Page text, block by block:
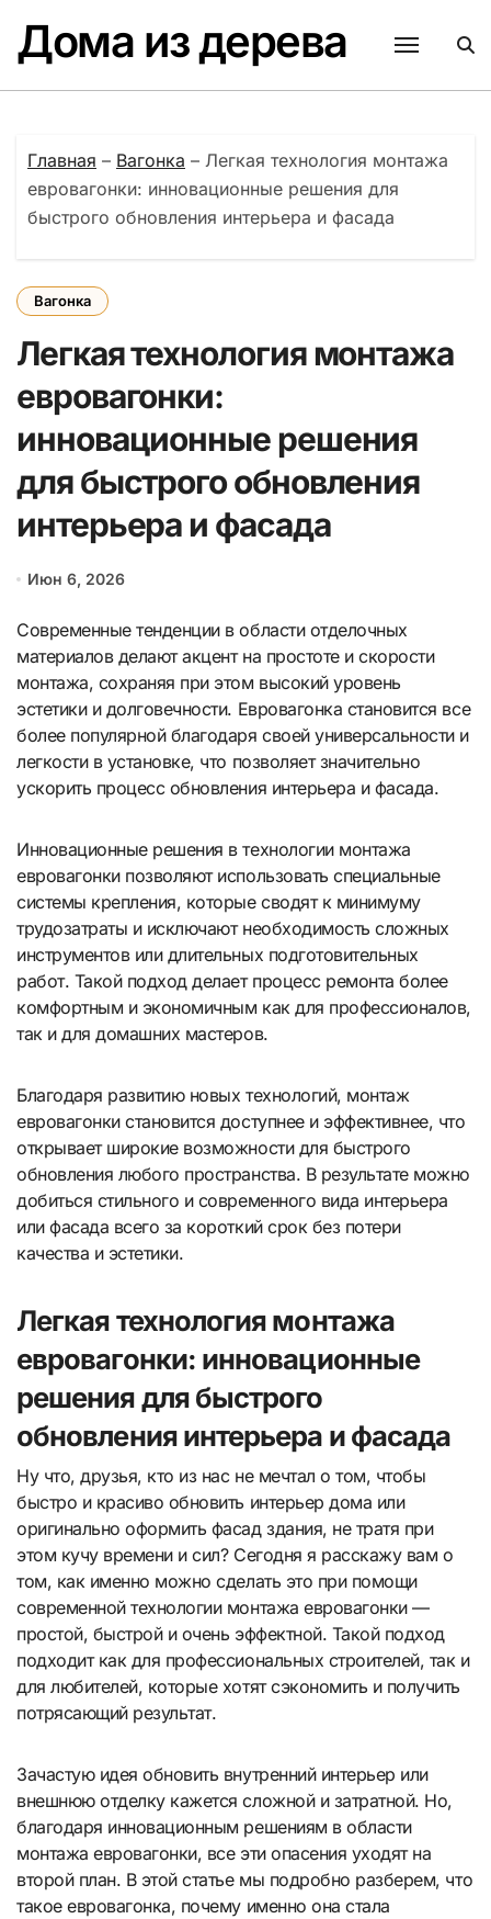
содержанию
Дома из дерева
Главная – Вагонка – Легкая технология монтажа
евровагонки: инновационные решения для
быстрого обновления интерьера и фасада
Вагонка
Легкая технология монтажа
евровагонки:
инновационные решения
для быстрого обновления
интерьера и фасада
Июн 6, 2026
Современные тенденции в области отделочных
материалов делают акцент на простоте и скорости
монтажа, сохраняя при этом высокий уровень
эстетики и долговечности. Евровагонка становится все
более популярной благодаря своей универсальности и
легкости в установке, что позволяет значительно
ускорить процесс обновления интерьера и фасада.
Инновационные решения в технологии монтажа
евровагонки позволяют использовать специальные
системы крепления, которые сводят к минимуму
трудозатраты и исключают необходимость сложных
инструментов или длительных подготовительных
работ. Такой подход делает процесс ремонта более
комфортным и экономичным как для профессионалов,
так и для домашних мастеров.
Благодаря развитию новых технологий, монтаж
евровагонки становится доступнее и эффективнее, что
открывает широкие возможности для быстрого
обновления любого пространства. В результате можно
добиться стильного и современного вида интерьера
или фасада всего за короткий срок без потери
качества и эстетики.
Легкая технология монтажа
евровагонки: инновационные
решения для быстрого
обновления интерьера и фасада
Ну что, друзья, кто из нас не мечтал о том, чтобы
быстро и красиво обновить интерьер дома или
оригинально оформить фасад здания, не тратя при
этом кучу времени и сил? Сегодня я расскажу вам о
том, как именно можно сделать это при помощи
современной технологии монтажа евровагонки —
простой, быстрой и очень эффектной. Такой подход
подходит как для профессиональных строителей, так и
для любителей, которые хотят сэкономить и получить
потрясающий результат.
Зачастую идея обновить внутренний интерьер или
внешнюю отделку кажется сложной и затратной. Но,
благодаря инновационным решениям в области
монтажа евровагонки, все эти опасения уходят на
второй план. В этой статье мы подробно разберем, что
такое евровагонка, почему именно она стала